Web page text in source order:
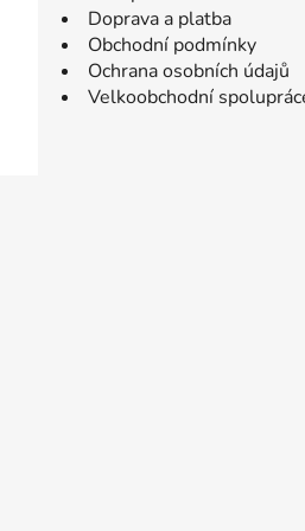
Doprava a platba
Obchodní podmínky
Ochrana osobních údajů
Velkoobchodní